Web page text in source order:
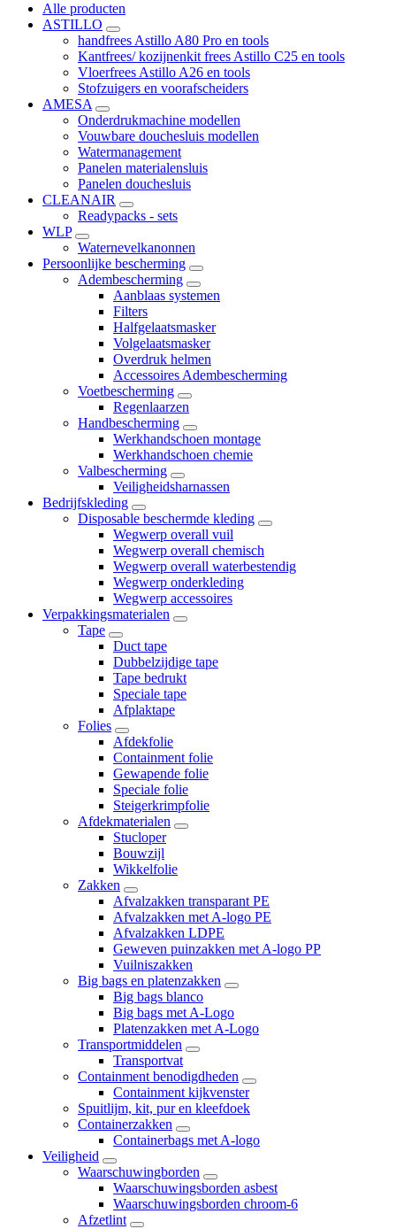
Alle producten
ASTILLO
handfrees Astillo A80 Pro en tools
Kantfrees/ kozijnenkit frees Astillo C25 en tools
Vloerfrees Astillo A26 en tools
Stofzuigers en voorafscheiders
AMESA
Onderdrukmachine modellen
Vouwbare douchesluis modellen
Watermanagement
Panelen materialensluis
Panelen douchesluis
CLEANAIR
Readypacks - sets
WLP
Waternevelkanonnen
Persoonlijke bescherming
Adembescherming
Aanblaas systemen
Filters
Halfgelaatsmasker
Volgelaatsmasker
Overdruk helmen
Accessoires Adembescherming
Voetbescherming
Regenlaarzen
Handbescherming
Werkhandschoen montage
Werkhandschoen chemie
Valbescherming
Veiligheidsharnassen
Bedrijfskleding
Disposable beschermde kleding
Wegwerp overall vuil
Wegwerp overall chemisch
Wegwerp overall waterbestendig
Wegwerp onderkleding
Wegwerp accessoires
Verpakkingsmaterialen
Tape
Duct tape
Dubbelzijdige tape
Tape bedrukt
Speciale tape
Afplaktape
Folies
Afdekfolie
Containment folie
Gewapende folie
Speciale folie
Steigerkrimpfolie
Afdekmaterialen
Stucloper
Bouwzijl
Wikkelfolie
Zakken
Afvalzakken transparant PE
Afvalzakken met A-logo PE
Afvalzakken LDPE
Geweven puinzakken met A-logo PP
Vuilniszakken
Big bags en platenzakken
Big bags blanco
Big bags met A-Logo
Platenzakken met A-Logo
Transportmiddelen
Transportvat
Containment benodigdheden
Containment kijkvenster
Spuitlijm, kit, pur en kleefdoek
Containerzakken
Containerbags met A-logo
Veiligheid
Waarschuwingborden
Waarschuwingsborden asbest
Waarschuwingsborden chroom-6
Afzetlint